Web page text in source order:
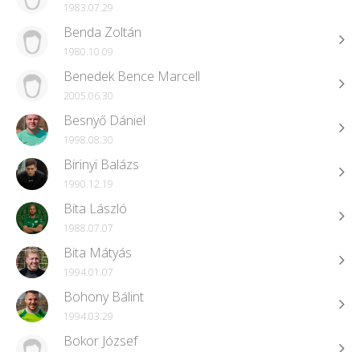
1983.07.29
Benda Zoltán
1980.10.09
Benedek Bence Marcell
2005.06.30
Besnyő Dániel
1998.08.30
Birinyi Balázs
1990.12.19
Bita László
1988.07.07
Bita Mátyás
1994.01.07
Bohony Bálint
1994.03.29
Bokor József